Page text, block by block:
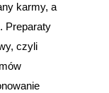
karmy, a
Preparaty
czyli